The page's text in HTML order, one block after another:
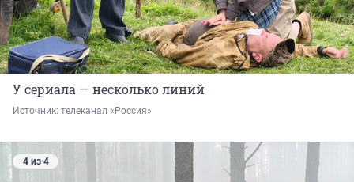
У сериала — несколько линий
Источник: телеканал «Россия»
4 из 4